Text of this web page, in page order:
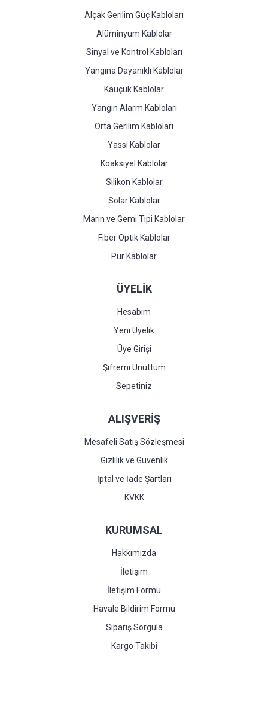
Alçak Gerilim Güç Kabloları
Alüminyum Kablolar
Sinyal ve Kontrol Kabloları
Yangına Dayanıklı Kablolar
Kauçuk Kablolar
Yangın Alarm Kabloları
Orta Gerilim Kabloları
Yassı Kablolar
Koaksiyel Kablolar
Silikon Kablolar
Solar Kablolar
Marin ve Gemi Tipi Kablolar
Fiber Optik Kablolar
Pur Kablolar
ÜYELİK
Hesabım
Yeni Üyelik
Üye Girişi
Şifremi Unuttum
Sepetiniz
ALIŞVERİŞ
Mesafeli Satış Sözleşmesi
Gizlilik ve Güvenlik
İptal ve İade Şartları
KVKK
KURUMSAL
Hakkımızda
İletişim
İletişim Formu
Havale Bildirim Formu
Sipariş Sorgula
Kargo Takibi